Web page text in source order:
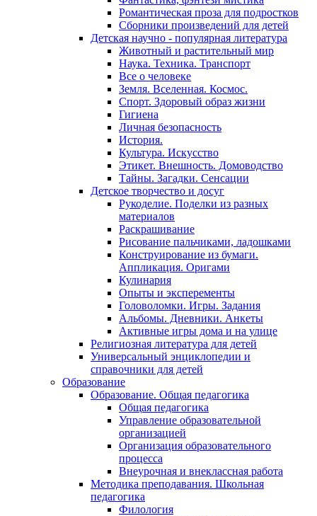
Романтическая проза для подростков
Сборники произведений для детей
Детская научно - популярная литература
Животный и растительный мир
Наука. Техника. Транспорт
Все о человеке
Земля. Вселенная. Космос.
Спорт. Здоровый образ жизни
Гигиена
Личная безопасность
История.
Культура. Искусство
Этикет. Внешность. Домоводство
Тайны. Загадки. Сенсации
Детское творчество и досуг
Рукоделие. Поделки из разных
материалов
Раскрашивание
Рисование пальчиками, ладошками
Конструирование из бумаги.
Аппликация. Оригами
Кулинария
Опыты и эксперементы
Головоломки. Игры. Задания
Альбомы. Дневники. Анкеты
Активные игры дома и на улице
Религиозная литература для детей
Универсальный энциклопедии и
справочники для детей
Образование
Образование. Общая педагогика
Общая педагогика
Управление образовательной
организацией
Организация образовательного
процесса
Внеурочная и внеклассная работа
Методика преподавания. Школьная
педагогика
Филология